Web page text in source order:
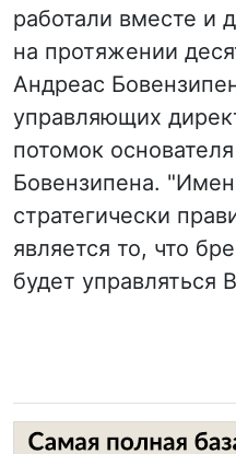
работали вместе и
на протяжении
Андреас
управляющих
потомок
Бовензипена.
стратегически
является то, что
будет управляться